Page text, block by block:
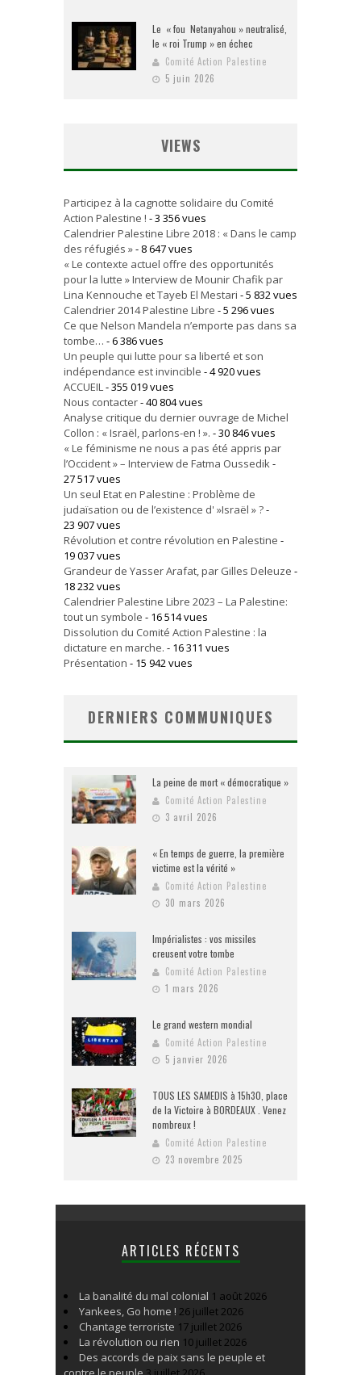
Le « fou Netanyahou » neutralisé,
le « roi Trump » en échec
Comité Action Palestine
5 juin 2026
VIEWS
Participez à la cagnotte solidaire du Comité
Action Palestine ! - 3 356 vues
Calendrier Palestine Libre 2018 : « Dans le camp
des réfugiés »- 8 647 vues
« Le contexte actuel offre des opportunités
pour la lutte » Interview de Mounir Chafik par
Lina Kennouche et Tayeb El Mestari - 5 832 vues
Calendrier 2014 Palestine Libre - 5 296 vues
Ce que Nelson Mandela n’emporte pas dans sa
tombe… - 6 386 vues
Un peuple qui lutte pour sa liberté et son
indépendance est invincible - 4 920 vues
ACCUEIL- 355 019 vues
Nous contacter- 40 804 vues
Analyse critique du dernier ouvrage de Michel
Collon : « Israël, parlons-en ! ». - 30 846 vues
« Le féminisme ne nous a pas été appris par
l’Occident » – Interview de Fatma Oussedik-
27 517 vues
Un seul Etat en Palestine : Problème de
judaïsation ou de l’existence d' »Israël » ?-
23 907 vues
Révolution et contre révolution en Palestine -
19 037 vues
Grandeur de Yasser Arafat, par Gilles Deleuze -
18 232 vues
Calendrier Palestine Libre 2023 – La Palestine:
tout un symbole - 16 514 vues
Dissolution du Comité Action Palestine : la
dictature en marche. - 16 311 vues
Présentation - 15 942 vues
DERNIERS COMMUNIQUES
La peine de mort « démocratique »
Comité Action Palestine
3 avril 2026
« En temps de guerre, la première
victime est la vérité »
Comité Action Palestine
30 mars 2026
Impérialistes : vos missiles
creusent votre tombe
Comité Action Palestine
1 mars 2026
Le grand western mondial
Comité Action Palestine
5 janvier 2026
TOUS LES SAMEDIS à 15h30, place
de la Victoire à BORDEAUX . Venez
nombreux !
Comité Action Palestine
23 novembre 2025
ARTICLES RÉCENTS
La banalité du mal colonial 1 août 2026
Yankees, Go home ! 26 juillet 2026
Chantage terroriste 17 juillet 2026
La révolution ou rien 10 juillet 2026
Des accords de paix sans le peuple et